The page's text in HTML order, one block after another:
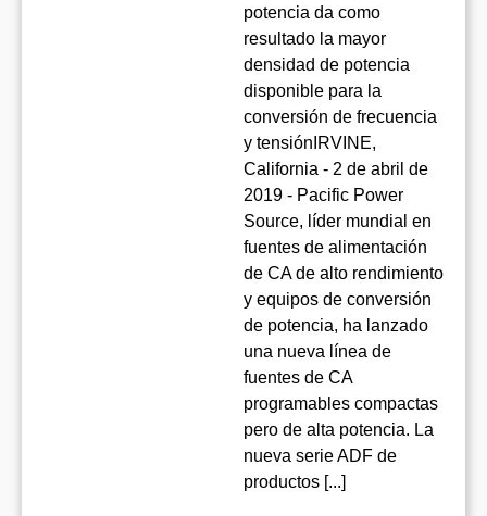
potencia da como
resultado la mayor
densidad de potencia
disponible para la
conversión de frecuencia
y tensiónIRVINE,
California - 2 de abril de
2019 - Pacific Power
Source, líder mundial en
fuentes de alimentación
de CA de alto rendimiento
y equipos de conversión
de potencia, ha lanzado
una nueva línea de
fuentes de CA
programables compactas
pero de alta potencia. La
nueva serie ADF de
productos [...]